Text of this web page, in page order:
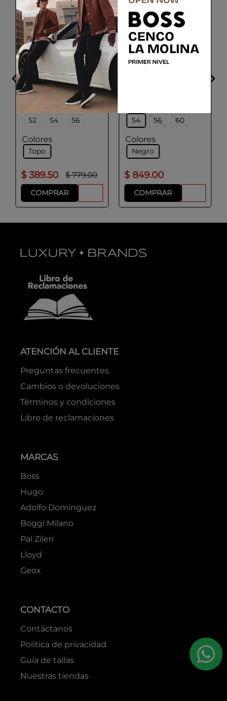
BOGGI MILANO
Saco de mezcla de
lana con micro
estampado B-Jersey
Talla
50
52
54 56
Colores
Topo
$ 389.50 $ 779.00
COMPRAR
BOGGI MILANO
Saco de lana de viaje
54
56 60
Colores
Negro
$ 849.00
COMPRAR
ATENCIÓN AL CLIENTE
Preguntas frecuentes
Cambios o devoluciones
Términos y condiciones
Libro de reclamaciones
MARCAS
Boss
Hugo
Adolfo Domínguez
Boggi Milano
Pal Zileri
Lloyd
Geox
CONTACTO
Contáctanos
Politica de privacidad
Guía de tallas
Nuestras tiendas